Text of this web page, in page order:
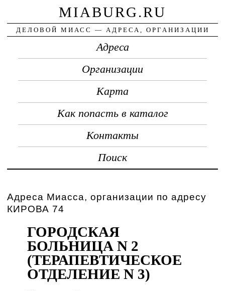
MIABURG.RU
ДЕЛОВОЙ МИАСС — АДРЕСА, ОРГАНИЗАЦИИ
Адреса
Организации
Карта
Как попасть в каталог
Контакты
Поиск
Адреса Миасса, организации по адресу
КИРОВА 74
ГОРОДСКАЯ
БОЛЬНИЦА N 2
(ТЕРАПЕВТИЧЕСКОЕ
ОТДЕЛЕНИЕ N 3)